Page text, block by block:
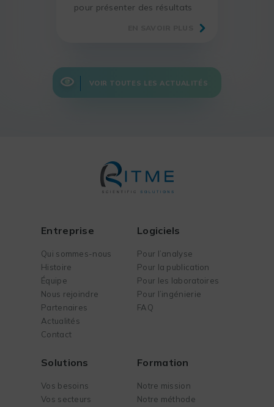
pour présenter des résultats
VOIR TOUTES LES ACTUALITÉS
Entreprise
Qui sommes-nous
Histoire
Équipe
Nous rejoindre
Partenaires
Actualités
Contact
Logiciels
Pour l’analyse
Pour la publication
Pour les laboratoires
Pour l’ingénierie
FAQ
Solutions
Vos besoins
Vos secteurs
Formation
Notre mission
Notre méthode